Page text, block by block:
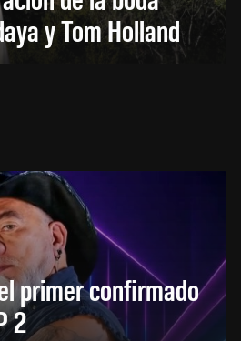
y Tom Holland
primer confirmado
2